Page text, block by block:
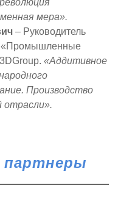
мера».
– Руководитель
«Промышленные
«Аддитивное
Производство
отрасли».